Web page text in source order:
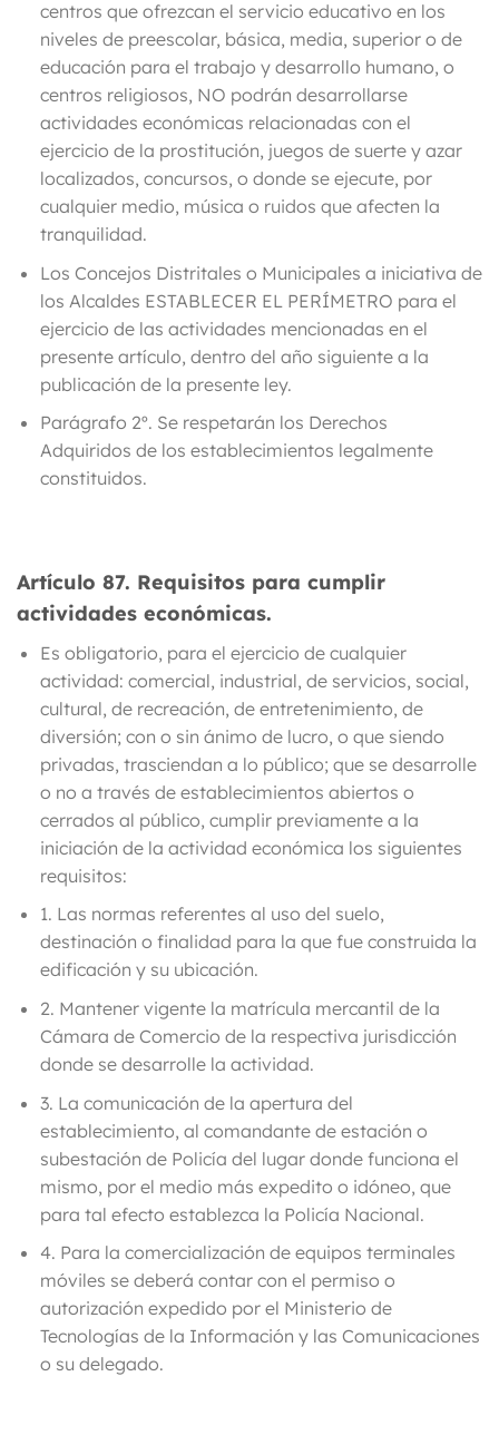
centros que ofrezcan el servicio educativo en los
niveles de preescolar, básica, media, superior o de
educación para el trabajo y desarrollo humano, o
centros religiosos, NO podrán desarrollarse
actividades económicas relacionadas con el
ejercicio de la prostitución, juegos de suerte y azar
localizados, concursos, o donde se ejecute, por
cualquier medio, música o ruidos que afecten la
tranquilidad.
Los Concejos Distritales o Municipales a iniciativa de
los Alcaldes ESTABLECER EL PERÍMETRO para el
ejercicio de las actividades mencionadas en el
presente artículo, dentro del año siguiente a la
publicación de la presente ley.
Parágrafo 2º. Se respetarán los Derechos
Adquiridos de los establecimientos legalmente
constituidos.
Artículo 87. Requisitos para cumplir
actividades económicas.
Es obligatorio, para el ejercicio de cualquier
actividad: comercial, industrial, de servicios, social,
cultural, de recreación, de entretenimiento, de
diversión; con o sin ánimo de lucro, o que siendo
privadas, trasciendan a lo público; que se desarrolle
o no a través de establecimientos abiertos o
cerrados al público, cumplir previamente a la
iniciación de la actividad económica los siguientes
requisitos:
1. Las normas referentes al uso del suelo,
destinación o finalidad para la que fue construida la
edificación y su ubicación.
2. Mantener vigente la matrícula mercantil de la
Cámara de Comercio de la respectiva jurisdicción
donde se desarrolle la actividad.
3. La comunicación de la apertura del
establecimiento, al comandante de estación o
subestación de Policía del lugar donde funciona el
mismo, por el medio más expedito o idóneo, que
para tal efecto establezca la Policía Nacional.
4. Para la comercialización de equipos terminales
móviles se deberá contar con el permiso o
autorización expedido por el Ministerio de
Tecnologías de la Información y las Comunicaciones
o su delegado.